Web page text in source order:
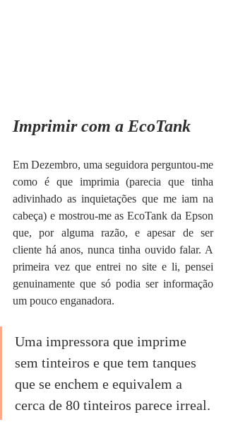
Imprimir com a EcoTank
Em Dezembro, uma seguidora perguntou-me
como é que imprimia (parecia que tinha
adivinhado as inquietações que me iam na
cabeça) e mostrou-me as EcoTank da Epson
que, por alguma razão, e apesar de ser
cliente há anos, nunca tinha ouvido falar. A
primeira vez que entrei no site e li, pensei
genuinamente que só podia ser informação
um pouco enganadora.
Uma impressora que imprime
sem tinteiros e que tem tanques
que se enchem e equivalem a
cerca de 80 tinteiros parece irreal.